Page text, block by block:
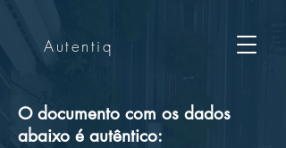
Autentiq
O documento com os dados
abaixo é autêntico: